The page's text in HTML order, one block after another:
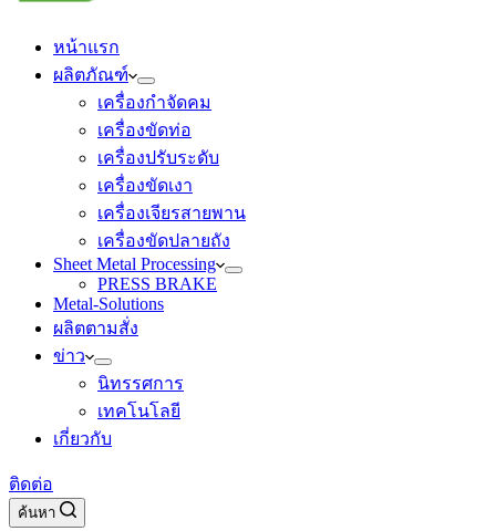
หน้าแรก
ผลิตภัณฑ์
เครื่องกำจัดคม
เครื่องขัดท่อ
เครื่องปรับระดับ
เครื่องขัดเงา
เครื่องเจียรสายพาน
เครื่องขัดปลายถัง
Sheet Metal Processing
PRESS BRAKE
Metal-Solutions
ผลิตตามสั่ง
ข่าว
นิทรรศการ
เทคโนโลยี
เกี่ยวกับ
ติดต่อ
ค้นหา